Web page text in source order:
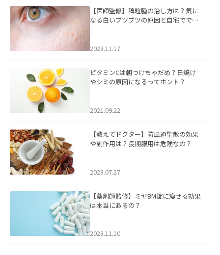
【医師監修】稗粒腫の治し方は？気に
なる白いブツブツの原因と自宅ででき
2023.11.17
ビタミンCは朝つけちゃだめ？日焼け
やシミの原因になるってホント？
2021.09.22
【教えてドクター】防風通聖散の効果
や副作用は？長期服用は危険なの？
2023.07.27
【薬剤師監修】ミヤBM錠に痩せる効果
は本当にあるの？
2023.11.10